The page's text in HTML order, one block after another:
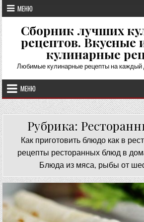
Перейти
к
содержимому
МЕНЮ
Сборник лучших
рецептов. Вкусные
кулинарные
Любимые кулинарные рецепты на каждый
МЕНЮ
Рубрика:
Как приготовить блюдо как в
рецепты ресторанных блюд в
Блюда из мяса, рыбы от